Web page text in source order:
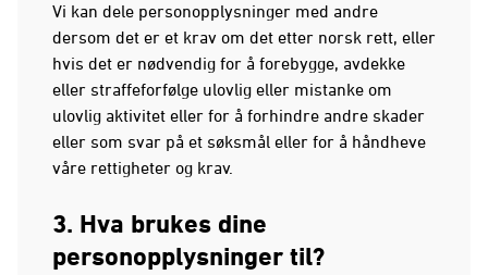
Vi kan dele personopplysninger med andre
dersom det er et krav om det etter norsk rett, eller
hvis det er nødvendig for å forebygge, avdekke
eller straffeforfølge ulovlig eller mistanke om
ulovlig aktivitet eller for å forhindre andre skader
eller som svar på et søksmål eller for å håndheve
våre rettigheter og krav.
3. Hva brukes dine
personopplysninger til?